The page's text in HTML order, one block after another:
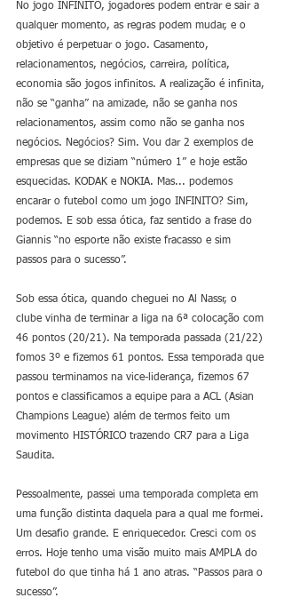
No jogo INFINITO, jogadores podem entrar e sair a
qualquer momento, as regras podem mudar, e o
objetivo é perpetuar o jogo. Casamento,
relacionamentos, negócios, carreira, política,
economia são jogos infinitos. A realização é infinita,
não se “ganha” na amizade, não se ganha nos
relacionamentos, assim como não se ganha nos
negócios. Negócios? Sim. Vou dar 2 exemplos de
empresas que se diziam “número 1” e hoje estão
esquecidas. KODAK e NOKIA. Mas... podemos
encarar o futebol como um jogo INFINITO? Sim,
podemos. E sob essa ótica, faz sentido a frase do
Giannis “no esporte não existe fracasso e sim
passos para o sucesso”.
Sob essa ótica, quando cheguei no Al Nassr, o
clube vinha de terminar a liga na 6ª colocação com
46 pontos (20/21). Na temporada passada (21/22)
fomos 3º e fizemos 61 pontos. Essa temporada que
passou terminamos na vice-liderança, fizemos 67
pontos e classificamos a equipe para a ACL (Asian
Champions League) além de termos feito um
movimento HISTÓRICO trazendo CR7 para a Liga
Saudita.
Pessoalmente, passei uma temporada completa em
uma função distinta daquela para a qual me formei.
Um desafio grande. E enriquecedor. Cresci com os
erros. Hoje tenho uma visão muito mais AMPLA do
futebol do que tinha há 1 ano atras. “Passos para o
sucesso”.